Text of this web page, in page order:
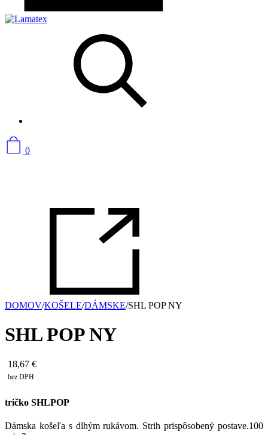
0
DOMOV/KOŠELE/DÁMSKE/SHL POP NY
SHL POP NY
18,67 €
bez DPH
tričko SHLPOP
Dámska košeľa s dlhým rukávom. Strih prispôsobený postave.100